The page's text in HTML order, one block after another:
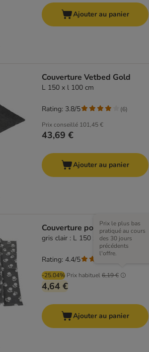
Ajouter au panier
Couverture Vetbed Gold
L 150 x l 100 cm
Prix conseillé 101,45 €
43,69 €
Rating: 3.8/5 (6)
Ajouter au panier
Couverture polaire Pawty
gris clair : L 150 x l 100 cm
-25.04% Prix habituel6,19 €
Prix le plus bas
pratiqué au cours
des 30 jours
précédents
l'offre.
4,64 €
Rating: 4.4/5
Ajouter au panier